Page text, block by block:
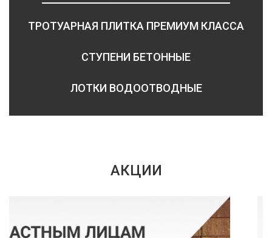
ТРОТУАРНАЯ ПЛИТКА ПРЕМИУМ КЛАССА
СТУПЕНИ БЕТОННЫЕ
ЛОТКИ ВОДООТВОДНЫЕ
АКЦИИ